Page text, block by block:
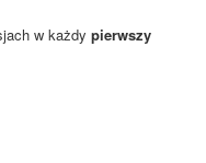
w każdy pierwszy